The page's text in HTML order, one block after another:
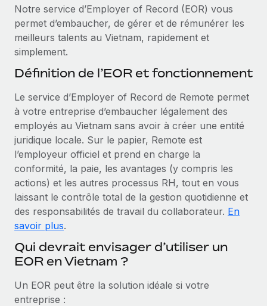
SERVICES
Demandez aux experts
Recevez des conseils d’experts sur les RH à
l’international et la conformité
Contrôles d’antécédents
Simplifiez vos processus de présélection des
candidats
Remote Watchtower
Gardez un temps d’avance sur les risques en
matière de conformité
Gestion des appareils
Achetez et suivez vos équipements informatiques
Création d’entité
conformité
Devenir partenaire
Explorez avec nous vos opportunités de partenariat
Remote Build
Bientôt disponible
l’IA
ÉTUDES DE CAS
Données sur les salaires et les talents
Centre de ressources
Obtenir de l’aide
Voir toutes les ressources
BLOG
Paie multipays
EOR et PEO
Gestion des freelances
Taxes
Explorer le blog
BLOG
Notre service d’Employer of Record (EOR) vous
permet d’embaucher, de gérer et de rémunérer les
meilleurs talents au Vietnam, rapidement et
simplement.
Définition de l’EOR et fonctionnement
Le service d’Employer of Record de Remote permet
à votre entreprise d’embaucher légalement des
employés au Vietnam sans avoir à créer une entité
juridique locale. Sur le papier, Remote est
l’employeur officiel et prend en charge la
conformité, la paie, les avantages (y compris les
actions) et les autres processus RH, tout en vous
laissant le contrôle total de la gestion quotidienne et
des responsabilités de travail du collaborateur. En
savoir plus.
Qui devrait envisager d’utiliser un
EOR en Vietnam ?
Un EOR peut être la solution idéale si votre
entreprise :